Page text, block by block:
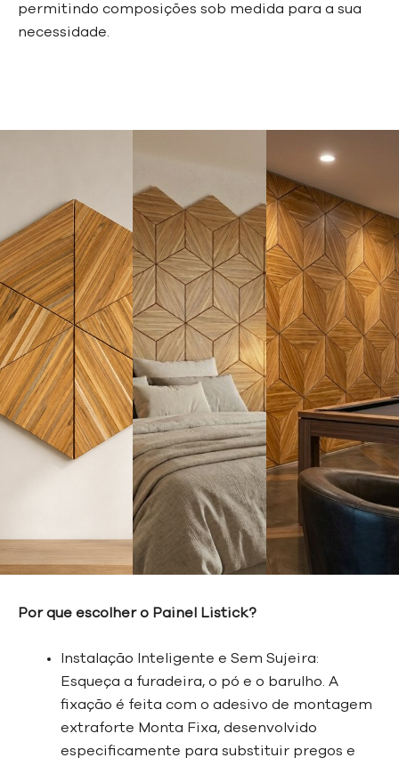
permitindo composições sob medida para a sua
necessidade.
Por que escolher o Painel Listick?
Instalação Inteligente e Sem Sujeira:
Esqueça a furadeira, o pó e o barulho. A
fixação é feita com o adesivo de montagem
extraforte Monta Fixa, desenvolvido
especificamente para substituir pregos e